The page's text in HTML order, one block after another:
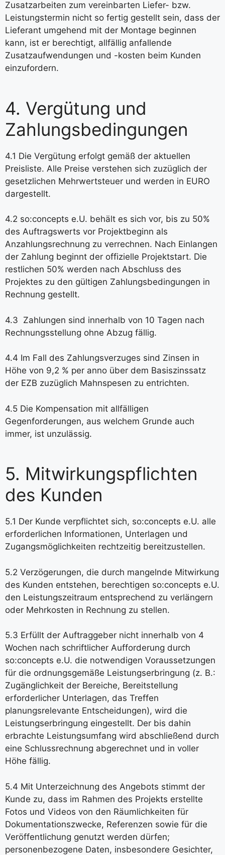
Zusatzarbeiten zum vereinbarten Liefer- bzw.
Leistungstermin nicht so fertig gestellt sein, dass der
Lieferant umgehend mit der Montage beginnen
kann, ist er berechtigt, allfällig anfallende
Zusatzaufwendungen und -kosten beim Kunden
einzufordern.
4. Vergütung und
Zahlungsbedingungen
4.1 Die Vergütung erfolgt gemäß der aktuellen
Preisliste. Alle Preise verstehen sich zuzüglich der
gesetzlichen Mehrwertsteuer und werden in EURO
dargestellt.
4.2 so:concepts e.U. behält es sich vor, bis zu 50%
des Auftragswerts vor Projektbeginn als
Anzahlungsrechnung zu verrechnen. Nach Einlangen
der Zahlung beginnt der offizielle Projektstart. Die
restlichen 50% werden nach Abschluss des
Projektes zu den gültigen Zahlungsbedingungen in
Rechnung gestellt.
4.3 Zahlungen sind innerhalb von 10 Tagen nach
Rechnungsstellung ohne Abzug fällig.
4.4 Im Fall des Zahlungsverzuges sind Zinsen in
Höhe von 9,2 % per anno über dem Basiszinssatz
der EZB zuzüglich Mahnspesen zu entrichten.
4.5 Die Kompensation mit allfälligen
Gegenforderungen, aus welchem Grunde auch
immer, ist unzulässig.
5. Mitwirkungspflichten
des Kunden
5.1 Der Kunde verpflichtet sich, so:concepts e.U. alle
erforderlichen Informationen, Unterlagen und
Zugangsmöglichkeiten rechtzeitig bereitzustellen.
5.2 Verzögerungen, die durch mangelnde Mitwirkung
des Kunden entstehen, berechtigen so:concepts e.U.
den Leistungszeitraum entsprechend zu verlängern
oder Mehrkosten in Rechnung zu stellen.
5.3 Erfüllt der Auftraggeber nicht innerhalb von 4
Wochen nach schriftlicher Aufforderung durch
so:concepts e.U. die notwendigen Voraussetzungen
für die ordnungsgemäße Leistungserbringung (z. B.:
Zugänglichkeit der Bereiche, Bereitstellung
erforderlicher Unterlagen, das Treffen
planungsrelevante Entscheidungen), wird die
Leistungserbringung eingestellt. Der bis dahin
erbrachte Leistungsumfang wird abschließend durch
eine Schlussrechnung abgerechnet und in voller
Höhe fällig.
5.4 Mit Unterzeichnung des Angebots stimmt der
Kunde zu, dass im Rahmen des Projekts erstellte
Fotos und Videos von den Räumlichkeiten für
Dokumentationszwecke, Referenzen sowie für die
Veröffentlichung genutzt werden dürfen;
personenbezogene Daten, insbesondere Gesichter,